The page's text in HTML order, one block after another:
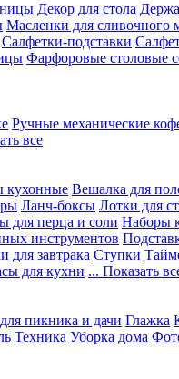
Декор для стола
Масленки для сливочного
Салфетки-подставки
Фарфоровые столовые
Ручные механические
все
кухонные Вешалка для
Ланч-боксы Лотки для
для перца и соли Наборы
инструментов
для завтрака Ступки
для кухни ... Показать
пикника и дачи Глажка
Техника Уборка дома